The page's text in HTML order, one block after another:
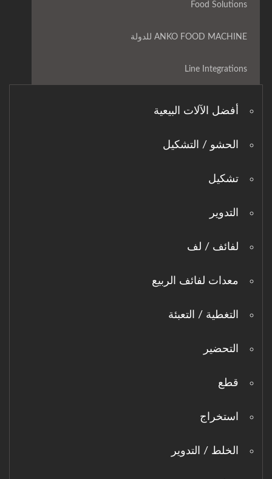
Food Solutions
ANKO FOOD MACHINE للدولة
Line Integrations
أفضل الآلات البيعية
الحشو / التشكيل
تشكيل
التدوير
لفائف / لف
معدات لفائف الربيع
التغطية / التعبئة
التحضير
قطع
استخراج
الخلط / التدوير